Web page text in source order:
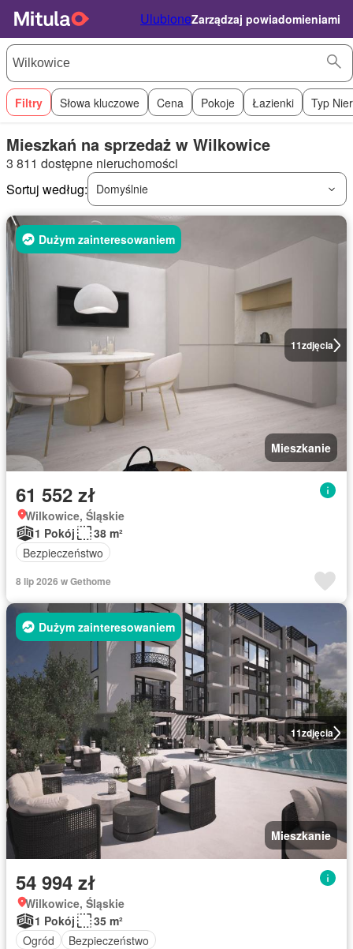
UlubioneZarządzaj powiadomieniami
Filtry Słowa kluczowe Cena Pokoje Łazienki Typ
Mieszkań na sprzedaż w Wilkowice
3 811 dostępne nieruchomości
Sortuj według:
Domyślnie
11zdjęcia
Dużym zainteresowaniem
Mieszkanie
61 552 zł
Wilkowice, Śląskie
1 Pokój
38 m²
Bezpieczeństwo
8 lip 2026 w Gethome
11zdjęcia
Dużym zainteresowaniem
Mieszkanie
54 994 zł
Wilkowice, Śląskie
1 Pokój
35 m²
Ogród
Bezpieczeństwo